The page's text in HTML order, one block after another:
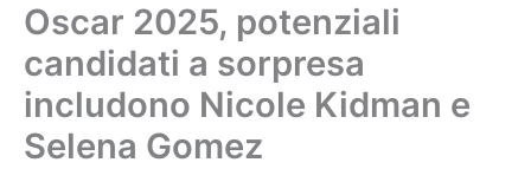
Oscar 2025, potenziali
candidati a sorpresa
includono Nicole Kidman e
Selena Gomez